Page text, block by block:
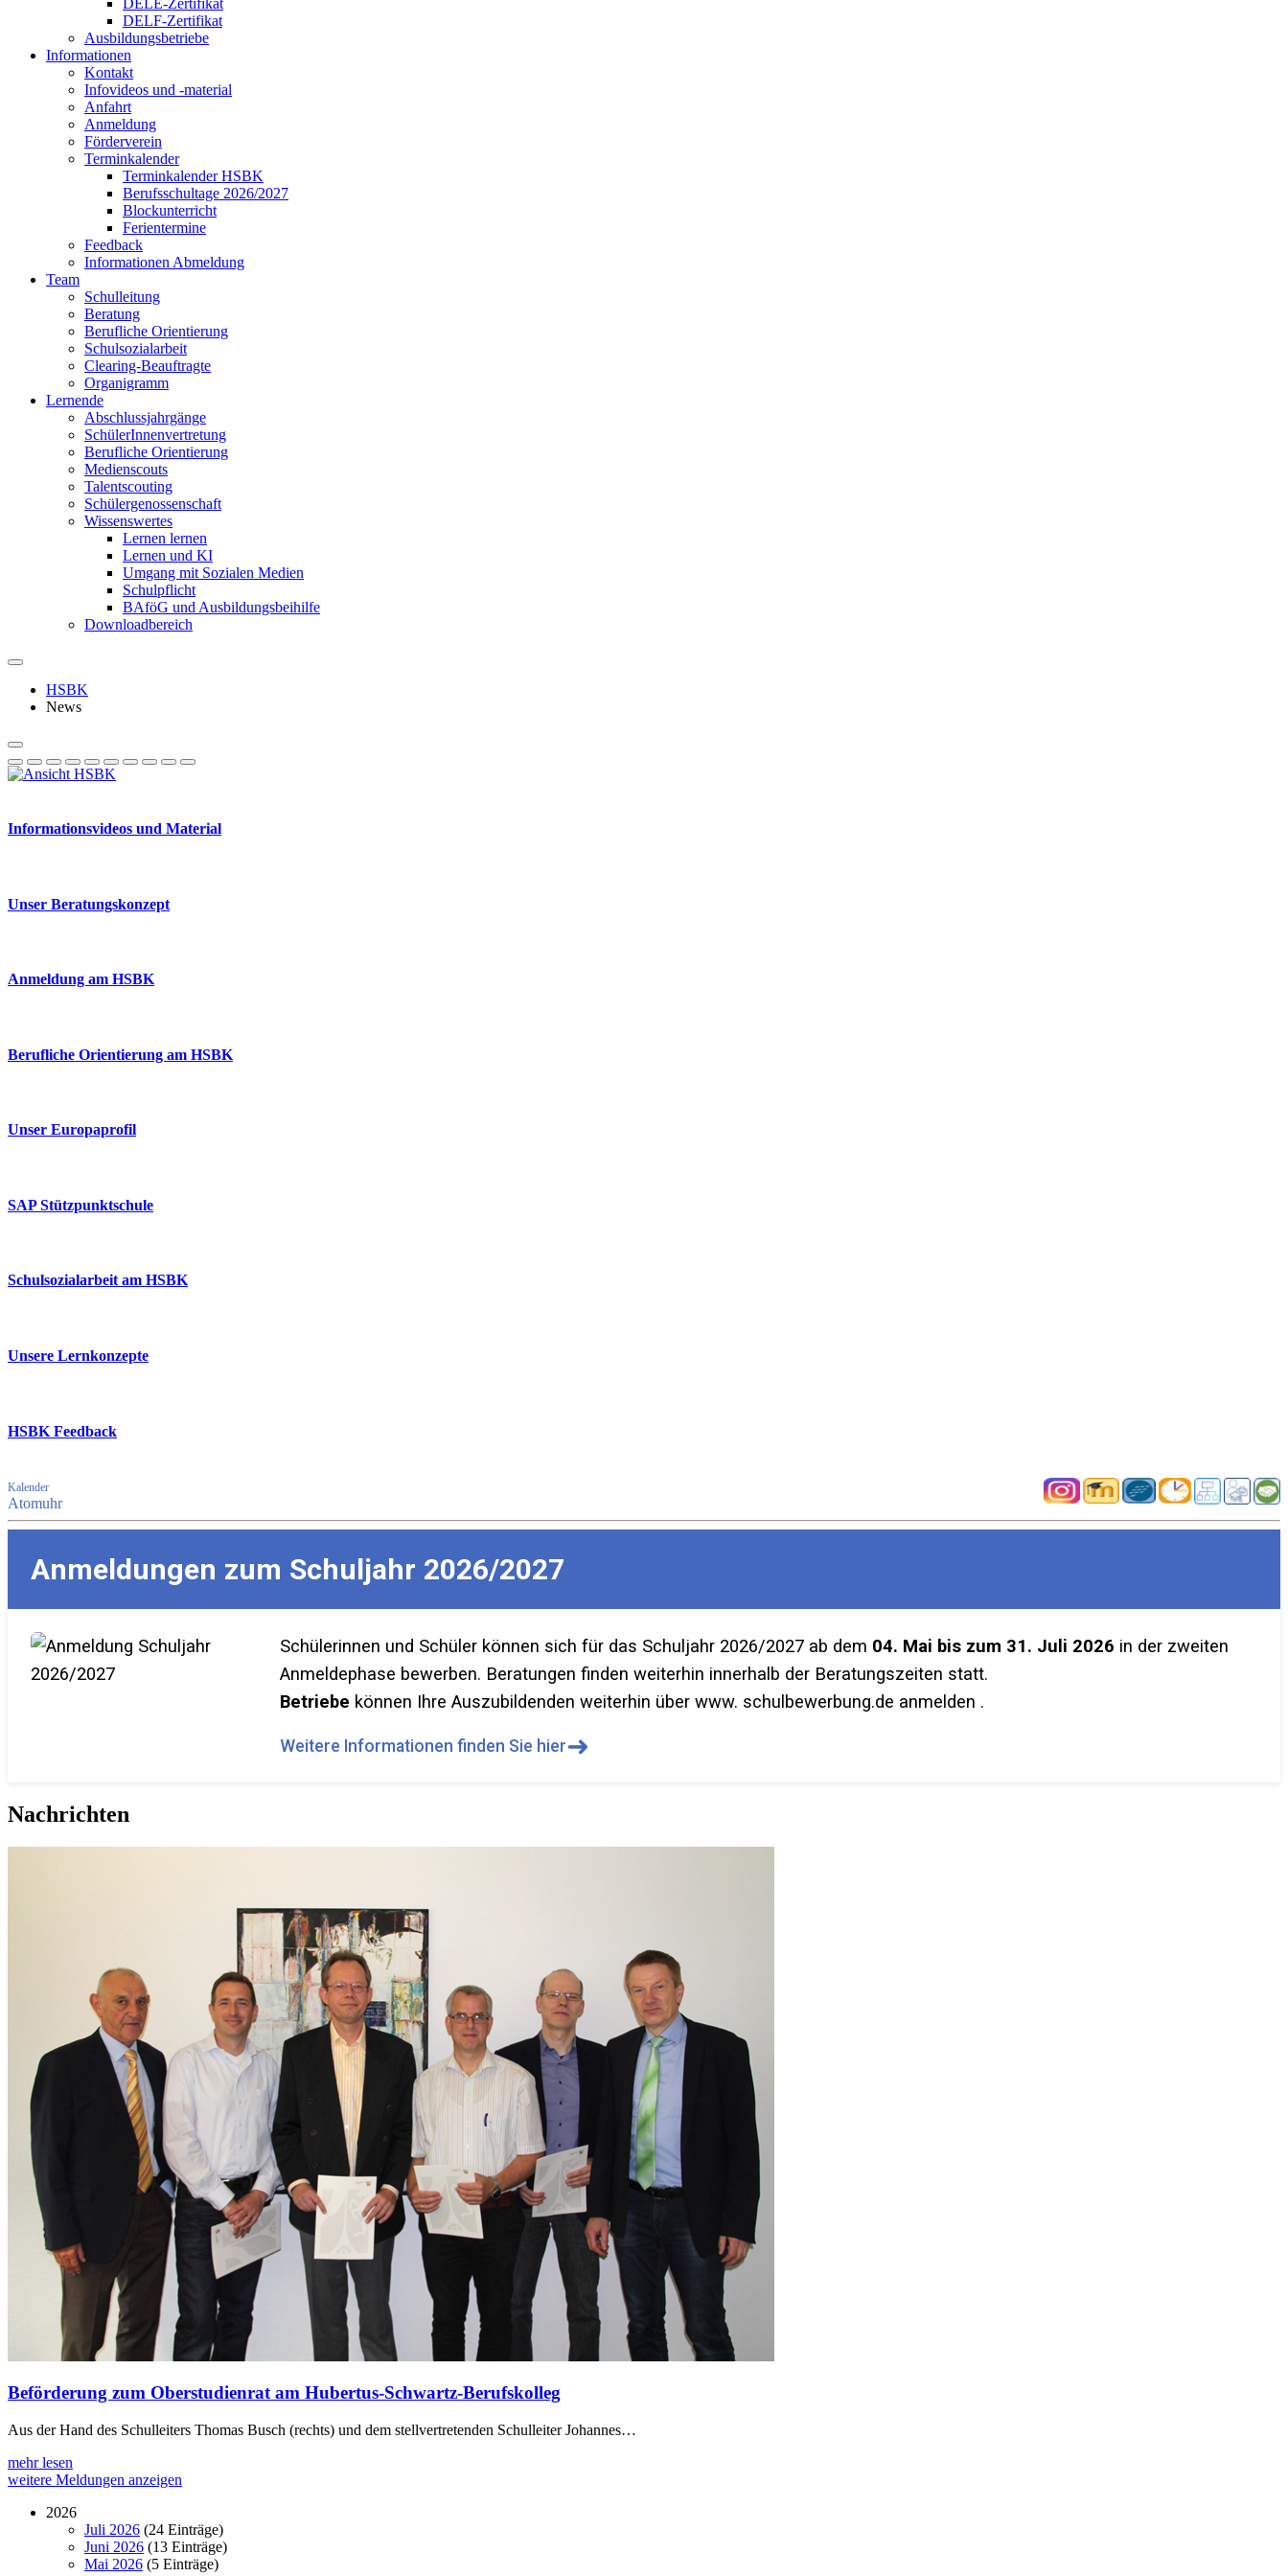
DELE-Zertifikat
DELF-Zertifikat
Ausbildungsbetriebe
Informationen
Kontakt
Infovideos und -material
Anfahrt
Anmeldung
Förderverein
Terminkalender
Terminkalender HSBK
Berufsschultage 2026/2027
Blockunterricht
Ferientermine
Feedback
Informationen Abmeldung
Team
Schulleitung
Beratung
Berufliche Orientierung
Schulsozialarbeit
Clearing-Beauftragte
Organigramm
Lernende
Abschlussjahrgänge
SchülerInnenvertretung
Berufliche Orientierung
Medienscouts
Talentscouting
Schüler­genossen­schaft
Wissenswertes
Lernen lernen
Lernen und KI
Umgang mit Sozialen Medien
Schulpflicht
BAföG und Ausbildungsbeihilfe
Downloadbereich
HSBK
News
Informationsvideos und Material
Unser Beratungskonzept
Anmeldung am HSBK
Berufliche Orientierung am HSBK
Unser Europaprofil
SAP Stützpunktschule
Schulsozialarbeit am HSBK
Unsere Lernkonzepte
HSBK Feedback
Kalender
Atomuhr
Anmeldungen zum Schuljahr 2026/2027
Schülerinnen und Schüler können sich für das Schuljahr 2026/2027 ab dem 04. Mai bis zum 31. Juli 2026 in der zweiten
Anmeldephase bewerben. Beratungen finden weiterhin innerhalb der Beratungszeiten statt.
Betriebe können Ihre Auszubildenden weiterhin über www. schulbewerbung.de anmelden .
Weitere Informationen finden Sie hier➜
Nachrichten
Beförderung zum Oberstudienrat am Hubertus-Schwartz-Berufskolleg
Aus der Hand des Schulleiters Thomas Busch (rechts) und dem stellvertretenden Schulleiter Johannes…
mehr lesen
weitere Meldungen anzeigen
2026
Juli 2026 (24 Einträge)
Juni 2026 (13 Einträge)
Mai 2026 (5 Einträge)